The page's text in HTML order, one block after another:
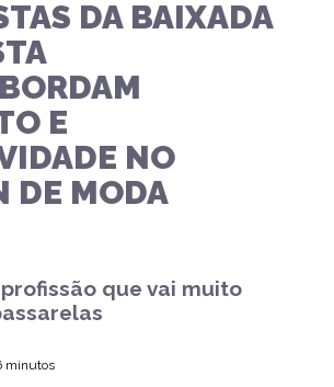
Publicar no X
DA BAIXADA
E
NO
DE MODA
que vai muito
minutos